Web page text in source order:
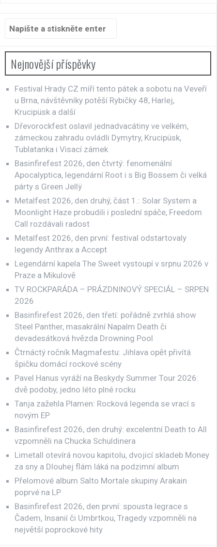
Hledat:
Nejnovější příspěvky
Festival Hrady CZ míří tento pátek a sobotu na Veveří
u Brna, návštěvníky potěší Rybičky 48, Harlej,
Krucipüsk a další
Dřevorockfest oslavil jednadvacátiny ve velkém,
zámeckou zahradu ovládli Dymytry, Krucipüsk,
Tublatanka i Visací zámek
Basinfirefest 2026, den čtvrtý: fenomenální
Apocalyptica, legendární Root i s Big Bossem či velká
párty s Green Jellÿ
Metalfest 2026, den druhý, část 1.: Solar System a
Moonlight Haze probudili i poslední spáče, Freedom
Call rozdávali radost
Metalfest 2026, den první: festival odstartovaly
legendy Anthrax a Accept
Legendární kapela The Sweet vystoupí v srpnu 2026 v
Praze a Mikulově
TV ROCKPARÁDA – PRÁZDNINOVÝ SPECIÁL – SRPEN
2026
Basinfirefest 2026, den třetí: pořádně zvrhlá show
Steel Panther, masakrální Napalm Death či
devadesátková hvězda Drowning Pool
Čtrnáctý ročník Magmafestu: Jihlava opět přivítá
špičku domácí rockové scény
Pavel Hanus vyráží na Beskydy Summer Tour 2026:
dvě podoby, jedno léto plné rocku
Tanja zažehla Plamen: Rocková legenda se vrací s
novým EP
Basinfirefest 2026, den druhý: excelentní Death to All
vzpomněli na Chucka Schuldinera
Limetall otevírá novou kapitolu, dvojicí skladeb Money
za sny a Dlouhej flám láká na podzimní album
Přelomové album Salto Mortale skupiny Arakain
poprvé na LP
Basinfirefest 2026, den první: spousta legrace s
Čadem, Insanií či Umbrtkou, Tragedy vzpomněli na
největší poprockové hity